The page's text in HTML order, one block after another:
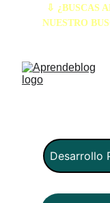
⇩ ¿BUSCAS
NUESTRO
Desarrollo